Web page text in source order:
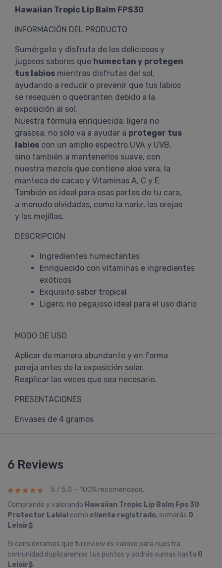
Hawaiian Tropic Lip Balm FPS30
INFORMACIÓN DEL PRODUCTO
Sumérgete y disfruta de los deliciosos y
jugosos sabores que humectan y protegen
tus labios mientras disfrutas del sol,
ayudando a reducir o prevenir que tus labios
se resequen o quebranten debido a la
exposición al sol.
Nuestra fórmula enriquecida, ligera no
grasosa, no sólo va a ayudar a proteger tus
labios con un amplio espectro UVA y UVB,
sino también a mantenerlos suave, con
nuestra mezcla que contiene aloe vera, la
manteca de cacao y Vitaminas A, C y E.
También es ideal para esas partes de tu cara,
a menudo olvidadas, como la nariz, las orejas
y las mejillas.
DESCRIPCIÓN
Ingredientes humectantes
Enriquecido con vitaminas e ingredientes
exóticos
Exquisito sabor tropical
Ligero, no pegajoso ideal para el uso diario
MODO DE USO
Aplicar de manera abundante y en forma
pareja antes de la exposición solar.
Reaplicar las veces que sea necesario.
PRESENTACIONES
Envases de 4 gramos
6 Reviews
5 / 5.0 - 100% recomendado.
Comprando y valorando Hawaiian Tropic Lip Balm Fps 30
Protector Labial como cliente registrado, sumarás 0
Leloir$
Si consideramos que tu review es valioso para nuestra
comunidad duplicaremos tus puntos y podrás sumas hasta 0
Leloir$.